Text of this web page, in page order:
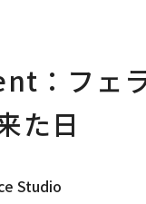
：フェ
た日
Studio